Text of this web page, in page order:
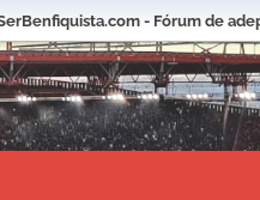
- Fórum de